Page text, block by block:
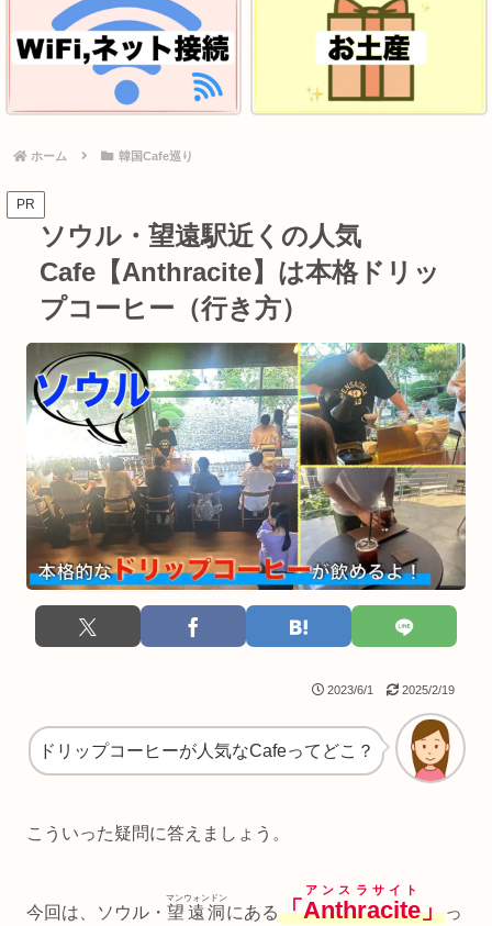
ホーム 韓国Cafe巡り
PR
ソウル・望遠駅近くの人気
Cafe【Anthracite】は本格ドリッ
プコーヒー（行き方）
2023/6/1 2025/2/19
ドリップコーヒーが人気なCafeってどこ？
こういった疑問に答えましょう。
今回は、ソウル・ 望遠洞
マンウォンドン
にある「Anthracite
アンスラサイト
」っ